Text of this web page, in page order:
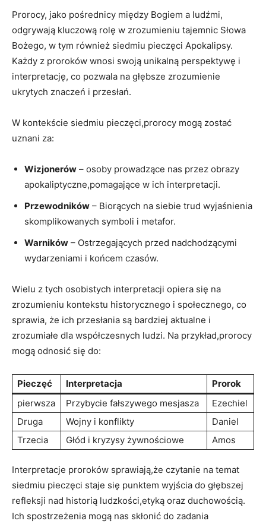
Prorocy, jako pośrednicy między Bogiem a ludźmi,
odgrywają kluczową rolę w ‌zrozumieniu tajemnic Słowa
‍Bożego, w tym również siedmiu pieczęci Apokalipsy.
Każdy z proroków wnosi⁣ swoją ⁣unikalną perspektywę‍ i
interpretację,‍ co⁤ pozwala na głębsze zrozumienie⁣
ukrytych ⁢znaczeń i przesłań.
W kontekście siedmiu pieczęci,prorocy mogą ⁤zostać
uznani za:
Wizjonerów – ‍osoby prowadzące nas przez‌ obrazy
apokaliptyczne,pomagające w ich interpretacji.
Przewodników – Biorących na siebie trud wyjaśnienia
skomplikowanych symboli i metafor.
Warników – ‌Ostrzegających⁣ przed​ nadchodzącymi
wydarzeniami i końcem​ czasów.
Wielu z ​tych osobistych interpretacji opiera się na
zrozumieniu kontekstu historycznego ​i ⁤społecznego, co
sprawia, że ich przesłania są ‌bardziej aktualne‌ i
zrozumiałe dla ‍współczesnych ludzi.⁤ Na‍ przykład,prorocy
mogą odnosić się ⁤do:
Pieczęć Interpretacja
Prorok
pierwsza
Przybycie fałszywego mesjasza
Ezechiel
Druga
Wojny ⁤i konflikty
Daniel
Trzecia
Głód i ​kryzysy żywnościowe Amos
Interpretacje proroków‌ sprawiają,że czytanie na temat⁢
siedmiu pieczęci staje⁢ się punktem wyjścia do ⁤głębszej
refleksji nad historią ludzkości,etyką oraz duchowością.
Ich spostrzeżenia‌ mogą ⁢nas skłonić do zadania